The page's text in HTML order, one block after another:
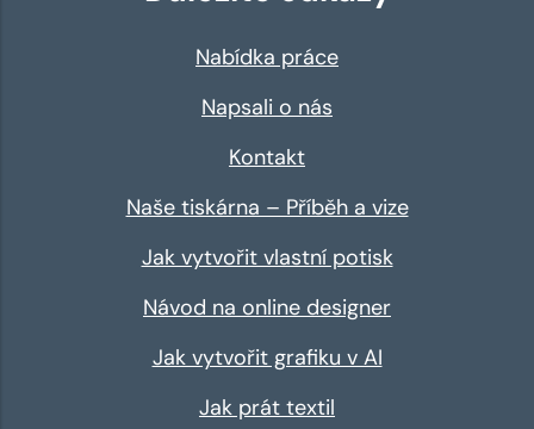
Nabídka práce
Napsali o nás
Kontakt
Naše tiskárna – Příběh a vize
Jak vytvořit vlastní potisk
Návod na online designer
Jak vytvořit grafiku v AI
Jak prát textil